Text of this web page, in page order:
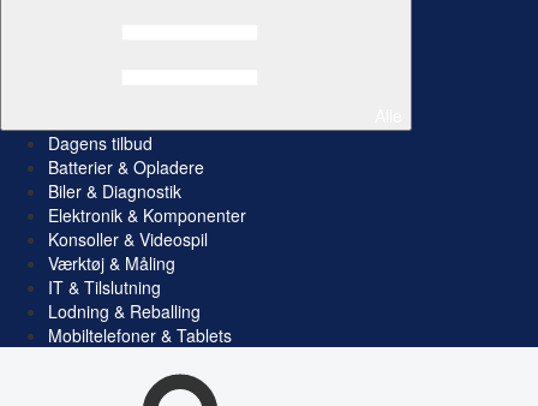
Dagens tilbud
Batterier & Opladere
Biler & Diagnostik
Elektronik & Komponenter
Konsoller & Videospil
Værktøj & Måling
IT & Tilslutning
Lodning & Reballing
Mobiltelefoner & Tablets